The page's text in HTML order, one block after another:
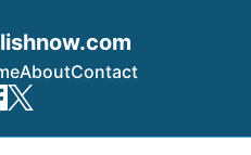
AboutContact